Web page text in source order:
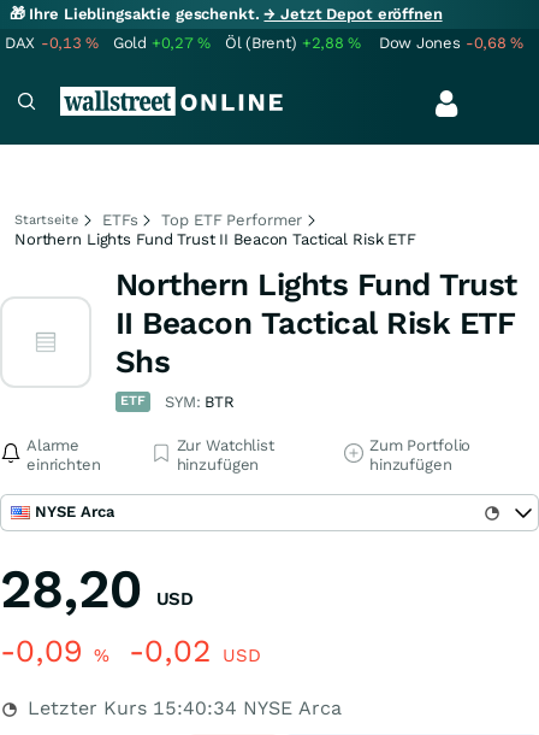
🎁 Ihre Lieblingsaktie geschenkt.→ Jetzt Depot eröffnen
DAX -0,13% Gold +0,27% Öl (Brent) +2,88% Dow Jones -0,68%
Startseite ETFs
Top ETF Performer
Northern Lights Fund Trust II Beacon Tactical Risk ETF
Northern Lights Fund Trust
II Beacon Tactical Risk ETF
Shs
ETF SYM: BTR
Alarme
einrichten
Zur Watchlist
hinzufügen
Zum Portfolio
hinzufügen
NYSE Arca
28,20 USD
-0,09 % -0,02 USD
Letzter Kurs 15:40:34 NYSE Arca